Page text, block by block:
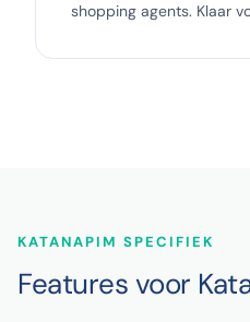
shopping agents. Klaar
KATANAPIM SPECIFIEK
Features voor